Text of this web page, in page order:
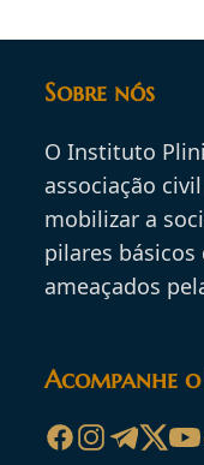
Sobre nós
O Instituto
associação
mobilizar a
pilares básicos
ameaçados
Acompanhe